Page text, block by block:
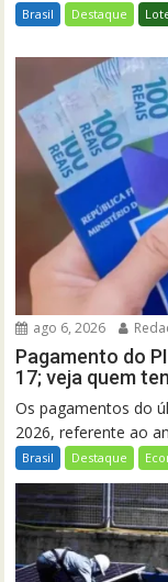
Brasil Destaque
ago 6, 2026
Pagamento do
17; veja quem
Os pagamentos do
2026, referente ao
Brasil Destaque